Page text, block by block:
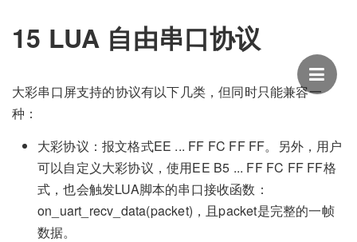
15 LUA 自由串口协议
大彩串口屏支持的协议有以下几类，但同时只能兼容一
种：
大彩协议：报文格式EE ... FF FC FF FF。另外，用户
可以自定义大彩协议，使用EE B5 ... FF FC FF FF格
式，也会触发LUA脚本的串口接收函数：
on_uart_recv_data(packet)，且packet是完整的一帧
数据。